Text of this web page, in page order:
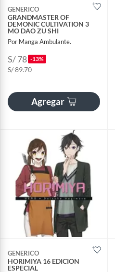
GENERICO
GRANDMASTER OF
DEMONIC CULTIVATION 3
MO DAO ZU SHI
Por Manga Ambulante.
S/ 78 -13%
S/ 89.70
Agregar
GENERICO
HORIMIYA 16 EDICION
ESPECIAL